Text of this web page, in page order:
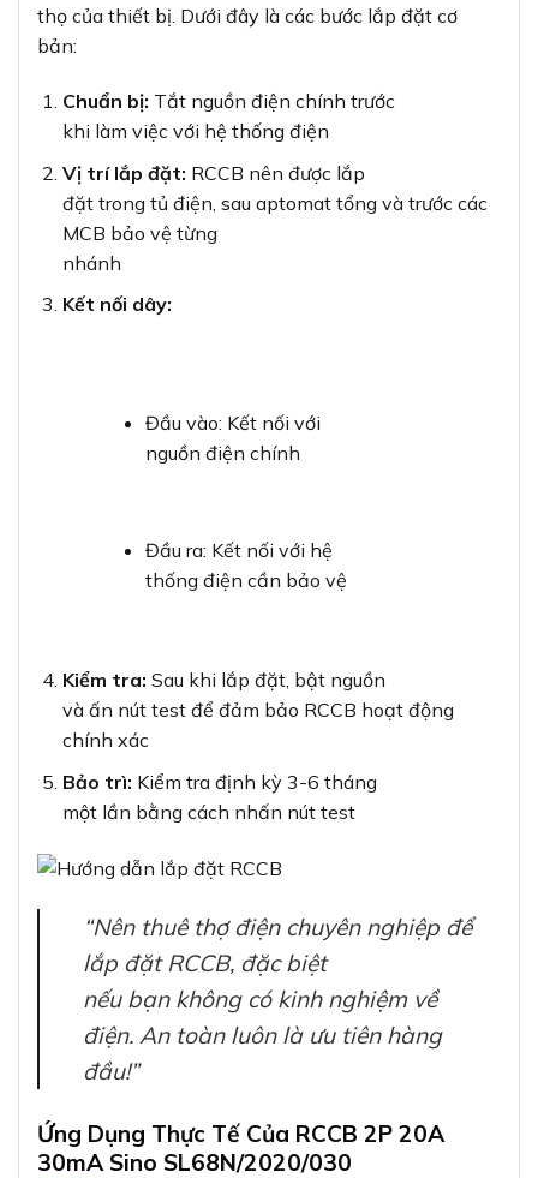
thọ của thiết bị. Dưới đây là các bước lắp đặt cơ
bản:
Chuẩn bị: Tắt nguồn điện chính trước
khi làm việc với hệ thống điện
Vị trí lắp đặt: RCCB nên được lắp
đặt trong tủ điện, sau aptomat tổng và trước các
MCB bảo vệ từng
nhánh
Kết nối dây:
Đầu vào: Kết nối với
nguồn điện chính
Đầu ra: Kết nối với hệ
thống điện cần bảo vệ
Kiểm tra: Sau khi lắp đặt, bật nguồn
và ấn nút test để đảm bảo RCCB hoạt động
chính xác
Bảo trì: Kiểm tra định kỳ 3-6 tháng
một lần bằng cách nhấn nút test
“Nên thuê thợ điện chuyên nghiệp để
lắp đặt RCCB, đặc biệt
nếu bạn không có kinh nghiệm về
điện. An toàn luôn là ưu tiên hàng
đầu!”
Ứng Dụng Thực Tế Của RCCB 2P 20A
30mA Sino SL68N/2020/030